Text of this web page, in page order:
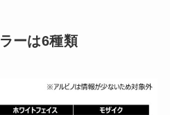
ーは6種類